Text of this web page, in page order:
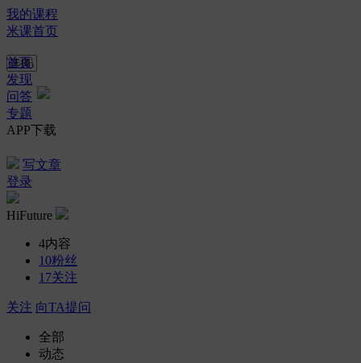
我的课程
米课首页
首页
发现
问答
专题
APP下载
写文章
登录
HiFuture
4内容
10粉丝
17关注
关注 向TA提问
全部
动态